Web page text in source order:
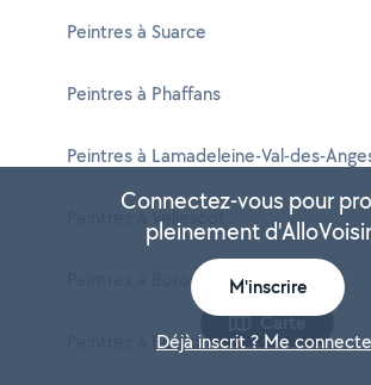
Peintres à Suarce
Peintres à Phaffans
Peintres à Lamadeleine-Val-des-
Peintres à Vellescot
Peintres à Boron
Peintres à Bethonvilliers
Carte
Connectez-vous pour
pleinement
M'inscrire
Déjà inscrit ? Me